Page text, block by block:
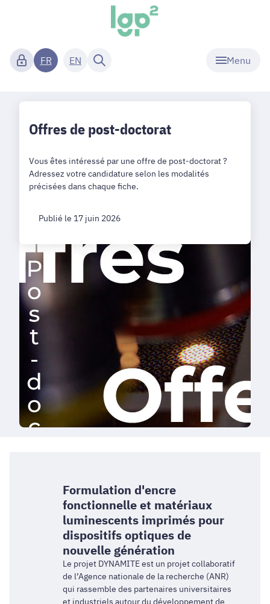
Menu
FR EN
Offres de post-doctorat
Vous êtes intéressé par une offre de post-doctorat ?
Adressez votre candidature selon les modalités
précisées dans chaque fiche.
Publié le 17 juin 2026
Formulation d'encre
fonctionnelle et matériaux
luminescents imprimés pour
dispositifs optiques de
nouvelle génération
Le projet DYNAMITE est un projet collaboratif
de l’Agence nationale de la recherche (ANR)
qui rassemble des partenaires universitaires
et industriels autour du développement de